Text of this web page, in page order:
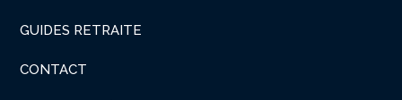
GUIDES RETRAITE
CONTACT